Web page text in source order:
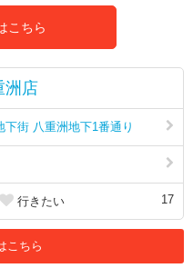
こちら
洲店
街 八重洲地下1番通り
行きたい 17
こちら